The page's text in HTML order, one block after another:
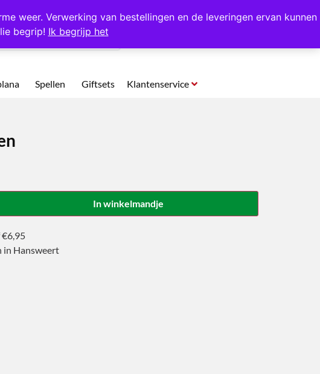
weer. Verwerking van bestellingen en de leveringen ervan kunnen
begrip! Ik begrijp het
Gratis op te halen in Hansweert
Spellen Giftsets Klantenservice
In winkelmandje
in Hansweert